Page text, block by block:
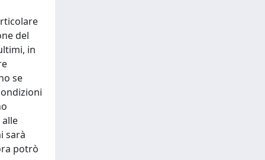
del
in
se
sarà
potrò